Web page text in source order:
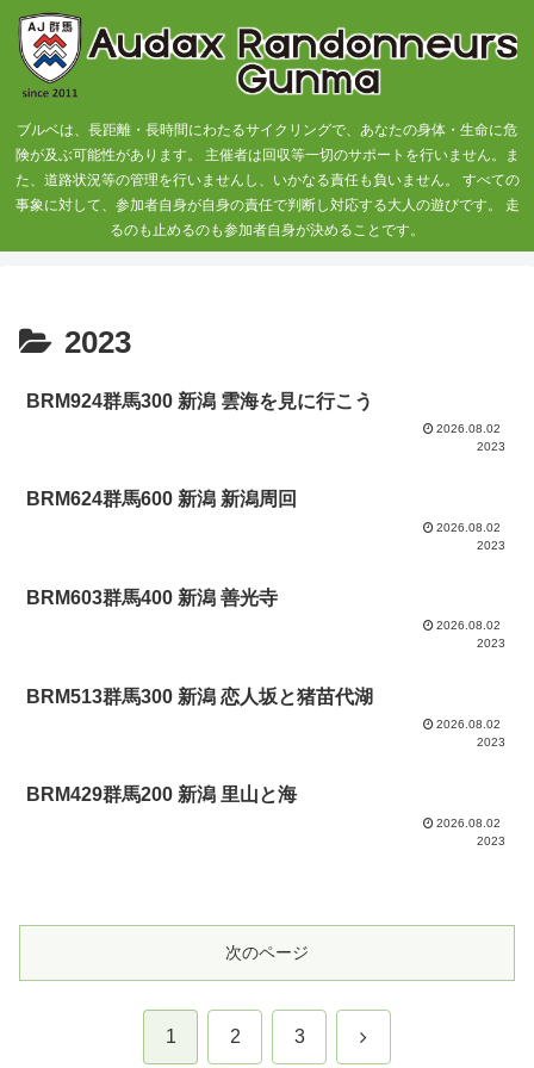
ブルベは、長距離・長時間にわたるサイクリングで、あなたの身体・生命に危
険が及ぶ可能性があります。 主催者は回収等一切のサポートを行いません。ま
た、道路状況等の管理を行いませんし、いかなる責任も負いません。 すべての
事象に対して、参加者自身が自身の責任で判断し対応する大人の遊びです。 走
るのも止めるのも参加者自身が決めることです。
2023
BRM924群馬300 新潟 雲海を見に行こう
2026.08.02
2023
BRM624群馬600 新潟 新潟周回
2026.08.02
2023
BRM603群馬400 新潟 善光寺
2026.08.02
2023
BRM513群馬300 新潟 恋人坂と猪苗代湖
2026.08.02
2023
BRM429群馬200 新潟 里山と海
2026.08.02
2023
次のページ
1 2 3 次